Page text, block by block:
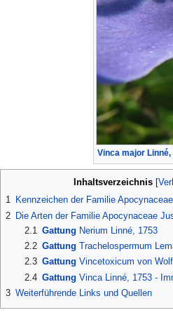
Vinca major Linné,
Inhaltsverzeichnis
1 Kennzeichen der Familie
2 Die Arten der Familie Apocynaceae
2.1
Gattung Nerium Linné, 1753
2.2 Gattung Trachelospermum
2.3 Gattung Vincetoxicum von
2.4 Gattung Vinca Linné, 1753 -
3 Weiterführende Links und Quellen